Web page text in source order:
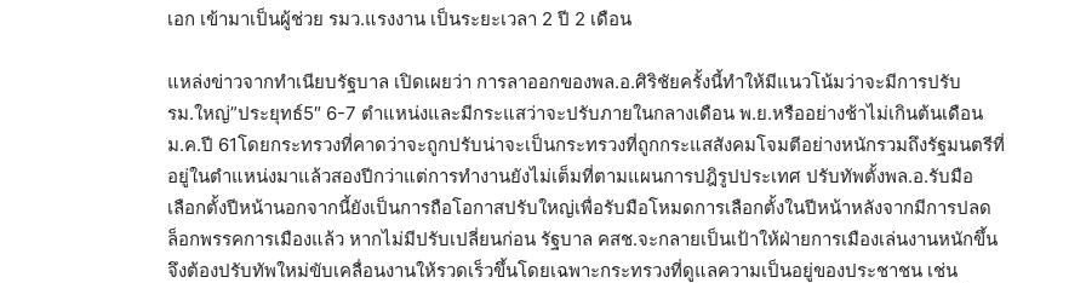
เอก เข้ามาเป็นผู้ช่วย รมว.แรงงาน เป็นระยะเวลา 2 ปี 2 เดือน
แหล่งข่าวจากทำเนียบรัฐบาล เปิดเผยว่า การลาออกของพล.อ.ศิริชัยครั้งนี้ทำให้มีแนวโน้มว่าจะมีการปรับ
รม.ใหญ่”ประยุทธ์5″ 6-7 ตำแหน่งและมีกระแสว่าจะปรับภายในกลางเดือน พ.ย.หรืออย่างช้าไม่เกินต้นเดือน
ม.ค.ปี 61โดยกระทรวงที่คาดว่าจะถูกปรับน่าจะเป็นกระทรวงที่ถูกกระแสสังคมโจมตีอย่างหนักรวมถึงรัฐมนตรีที่
อยู่ในตำแหน่งมาแล้วสองปีกว่าแต่การทำงานยังไม่เต็มที่ตามแผนการปฎิรูปประเทศ ปรับทัพตั้งพล.อ.รับมือ
เลือกตั้งปีหน้านอกจากนี้ยังเป็นการถือโอกาสปรับใหญ่เพื่อรับมือโหมดการเลือกตั้งในปีหน้าหลังจากมีการปลด
ล็อกพรรคการเมืองแล้ว หากไม่มีปรับเปลี่ยนก่อน รัฐบาล คสช.จะกลายเป็นเป้าให้ฝ่ายการเมืองเล่นงานหนักขึ้น
จึงต้องปรับทัพใหม่ขับเคลื่อนงานให้รวดเร็วขึ้นโดยเฉพาะกระทรวงที่ดูแลความเป็นอยู่ของประชาชน เช่น